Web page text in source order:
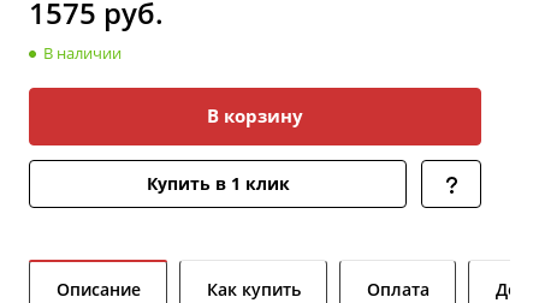
1575 руб.
В наличии
В корзину
Купить в 1 клик
Описание Как купить Оплата